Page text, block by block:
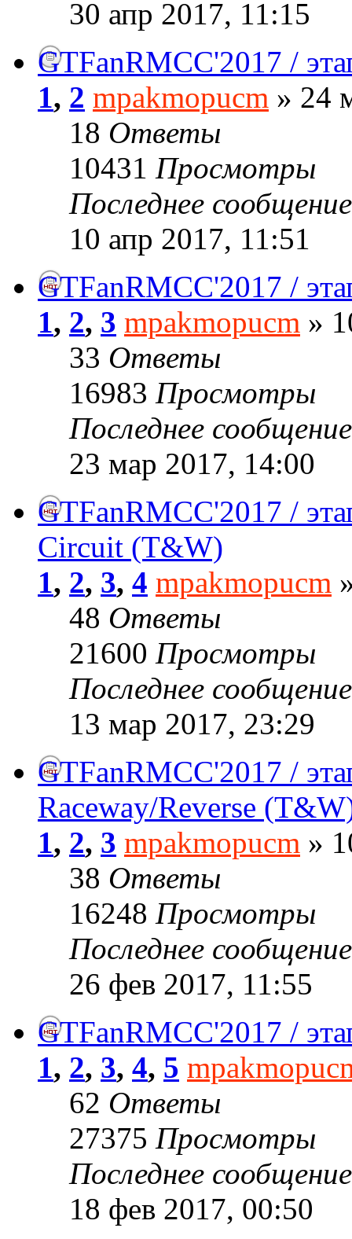
30 апр 2017, 11:15
GTFanRMCC'2017 /
1, 2 mpakmopucm » 24
18 Ответы
10431 Просмотры
Последнее
10 апр 2017, 11:51
GTFanRMCC'2017 /
1, 2, 3 mpakmopucm »
33 Ответы
16983 Просмотры
Последнее
23 мар 2017, 14:00
GTFanRMCC'2017 /
Circuit (T&W)
1, 2, 3, 4 mpakmopucm
48 Ответы
21600 Просмотры
Последнее
13 мар 2017, 23:29
GTFanRMCC'2017 /
Raceway/Reverse
1, 2, 3 mpakmopucm »
38 Ответы
16248 Просмотры
Последнее
26 фев 2017, 11:55
GTFanRMCC'2017 /
1, 2, 3, 4, 5
62 Ответы
27375 Просмотры
Последнее
18 фев 2017, 00:50